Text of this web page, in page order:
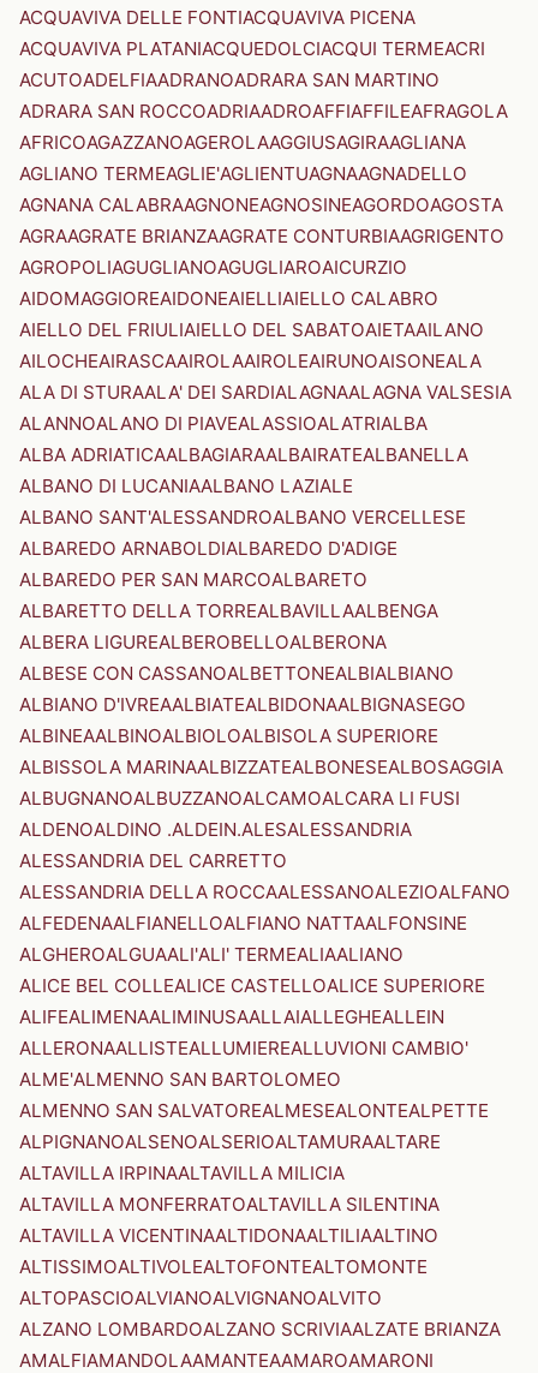
ACQUAVIVA DELLE FONTIACQUAVIVA PICENA
ACQUAVIVA PLATANIACQUEDOLCIACQUI TERMEACRI
ACUTOADELFIAADRANOADRARA SAN MARTINO
ADRARA SAN ROCCOADRIAADROAFFIAFFILEAFRAGOLA
AFRICOAGAZZANOAGEROLAAGGIUSAGIRAAGLIANA
AGLIANO TERMEAGLIE'AGLIENTUAGNAAGNADELLO
AGNANA CALABRAAGNONEAGNOSINEAGORDOAGOSTA
AGRAAGRATE BRIANZAAGRATE CONTURBIAAGRIGENTO
AGROPOLIAGUGLIANOAGUGLIAROAICURZIO
AIDOMAGGIOREAIDONEAIELLIAIELLO CALABRO
AIELLO DEL FRIULIAIELLO DEL SABATOAIETAAILANO
AILOCHEAIRASCAAIROLAAIROLEAIRUNOAISONEALA
ALA DI STURAALA' DEI SARDIALAGNAALAGNA VALSESIA
ALANNOALANO DI PIAVEALASSIOALATRIALBA
ALBA ADRIATICAALBAGIARAALBAIRATEALBANELLA
ALBANO DI LUCANIAALBANO LAZIALE
ALBANO SANT'ALESSANDROALBANO VERCELLESE
ALBAREDO ARNABOLDIALBAREDO D'ADIGE
ALBAREDO PER SAN MARCOALBARETO
ALBARETTO DELLA TORREALBAVILLAALBENGA
ALBERA LIGUREALBEROBELLOALBERONA
ALBESE CON CASSANOALBETTONEALBIALBIANO
ALBIANO D'IVREAALBIATEALBIDONAALBIGNASEGO
ALBINEAALBINOALBIOLOALBISOLA SUPERIORE
ALBISSOLA MARINAALBIZZATEALBONESEALBOSAGGIA
ALBUGNANOALBUZZANOALCAMOALCARA LI FUSI
ALDENOALDINO .ALDEIN.ALESALESSANDRIA
ALESSANDRIA DEL CARRETTO
ALESSANDRIA DELLA ROCCAALESSANOALEZIOALFANO
ALFEDENAALFIANELLOALFIANO NATTAALFONSINE
ALGHEROALGUAALI'ALI' TERMEALIAALIANO
ALICE BEL COLLEALICE CASTELLOALICE SUPERIORE
ALIFEALIMENAALIMINUSAALLAIALLEGHEALLEIN
ALLERONAALLISTEALLUMIEREALLUVIONI CAMBIO'
ALME'ALMENNO SAN BARTOLOMEO
ALMENNO SAN SALVATOREALMESEALONTEALPETTE
ALPIGNANOALSENOALSERIOALTAMURAALTARE
ALTAVILLA IRPINAALTAVILLA MILICIA
ALTAVILLA MONFERRATOALTAVILLA SILENTINA
ALTAVILLA VICENTINAALTIDONAALTILIAALTINO
ALTISSIMOALTIVOLEALTOFONTEALTOMONTE
ALTOPASCIOALVIANOALVIGNANOALVITO
ALZANO LOMBARDOALZANO SCRIVIAALZATE BRIANZA
AMALFIAMANDOLAAMANTEAAMAROAMARONI